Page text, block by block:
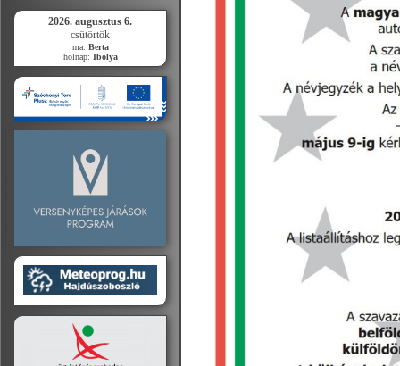
2026. augusztus 6.
csütörtök
ma: Berta
holnap: Ibolya